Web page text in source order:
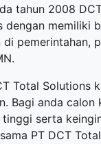
tahun 2008
dengan memiliki
pemerintahan,
Total Solutions
Bagi anda
serta
PT DCT